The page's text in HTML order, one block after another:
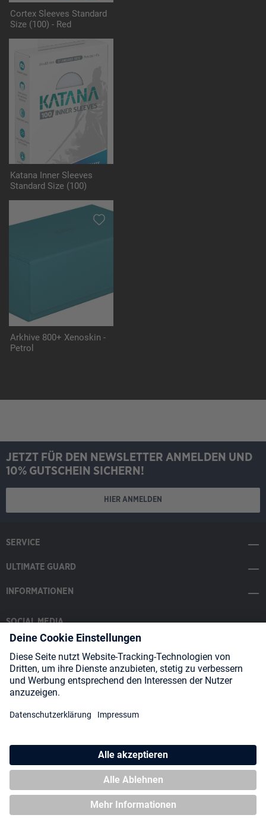
Cortex Sleeves Standard
Size (100) - Red
Katana Inner Sleeves
Standard Size (100)
Arkhive 800+ Xenoskin -
Petrol
JETZT FÜR DEN NEWSLETTER ANMELDEN UND
10% GUTSCHEIN SICHERN!
HIER ANMELDEN
SERVICE
ULTIMATE GUARD
INFORMATIONEN
SOCIAL MEDIA
Payment Methods
Shipping
About us Blog Partners